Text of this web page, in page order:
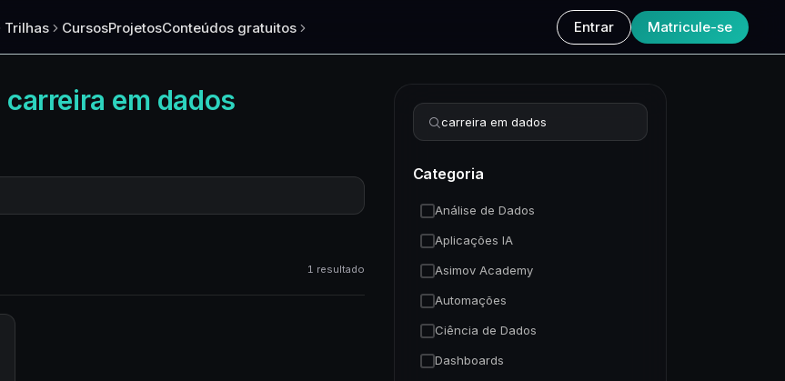
Trilhas CursosProjetosConteúdos gratuitos Entrar Matricule-se
carreira em dados
1 resultado
Refinar busca
Categoria
Análise de Dados
Aplicações IA
Asimov Academy
Automações
Ciência de Dados
Dashboards